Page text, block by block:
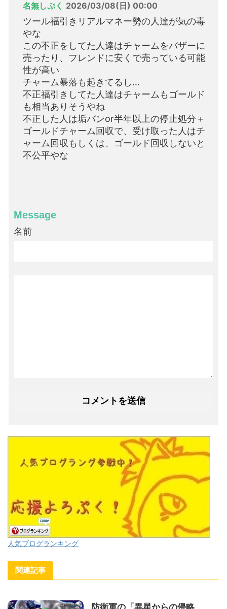
名無しぷく 2026/03/08(日) 00:00
ツール福引きリアルマネー勢の人達が気の毒
やな
この不正をしてた人達はチャームをバザーに
売ったり、フレンドに安くで売っている可能
性が高い
チャーム暴落も起きてるし…
不正福引きしてた人達はチャームもゴールド
も相当ありそうやね
不正した人は垢バンor半年以上の停止処分＋
ゴールドチャーム回収で、受け取った人はチ
ャーム回収もしくは、ゴールド回収しないと
不公平やな
Message
名前
人気ブログランキング
関連記事